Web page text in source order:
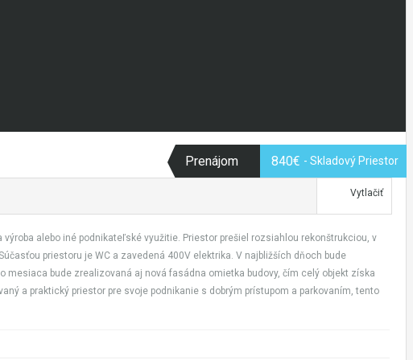
Prenájom 840€ - Skladový Priestor
Vytlačiť
alebo iné podnikateľské využitie. Priestor prešiel rozsiahlou rekonštrukciou, v
priestoru je WC a zavedená 400V elektrika. V najbližších dňoch bude
mesiaca bude zrealizovaná aj nová fasádna omietka budovy, čím celý objekt získa
a praktický priestor pre svoje podnikanie s dobrým prístupom a parkovaním, tento